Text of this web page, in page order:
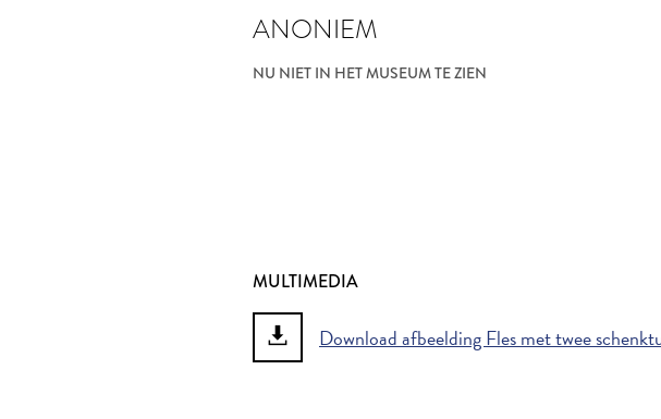
ANONIEM
NU NIET IN HET MUSEUM TE ZIEN
MULTIMEDIA
Download afbeelding Fles met twee